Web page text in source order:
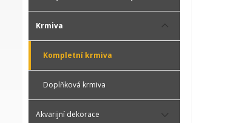
Krmiva
Kompletní krmiva
Doplňková krmiva
Akvarijní dekorace